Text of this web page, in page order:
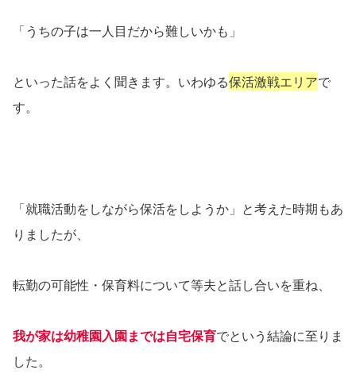
「うちの子は一人目だから難しいかも」
といった話をよく聞きます。いわゆる保活激戦エリアで
す。
「就職活動をしながら保活をしようか」と考えた時期もあ
りましたが、
転勤の可能性・保育料について等夫と話し合いを重ね、
我が家は幼稚園入園までは自宅保育でという結論に至りま
した。